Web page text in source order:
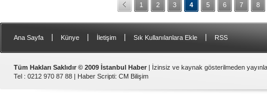
1 2 3 4 5 6 7 8
Ana Sayfa Künye İletişim Sık Kullanılanlara Ekle RSS
Tüm Hakları Saklıdır © 2009 İstanbul Haber | İzinsiz ve kaynak gösterilmeden
Tel : 0212 970 87 88 | Haber Scripti: CM Bilişim